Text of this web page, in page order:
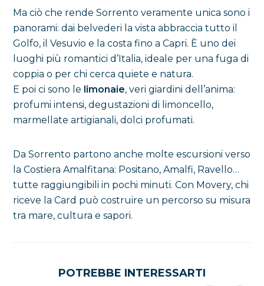
Ma ciò che rende Sorrento veramente unica sono i
panorami: dai belvederi la vista abbraccia tutto il
Golfo, il Vesuvio e la costa fino a Capri. È uno dei
luoghi più romantici d’Italia, ideale per una fuga di
coppia o per chi cerca quiete e natura.
E poi ci sono le limonaie, veri giardini dell’anima:
profumi intensi, degustazioni di limoncello,
marmellate artigianali, dolci profumati.
Da Sorrento partono anche molte escursioni verso
la Costiera Amalfitana: Positano, Amalfi, Ravello…
tutte raggiungibili in pochi minuti. Con Movery, chi
riceve la Card può costruire un percorso su misura
tra mare, cultura e sapori.
POTREBBE INTERESSARTI